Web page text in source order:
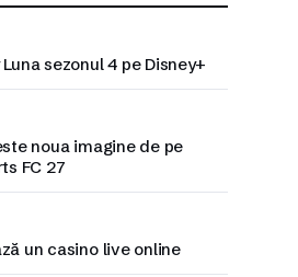
sezonul 4 pe Disney+
noua imagine de pe
FC 27
un casino live online